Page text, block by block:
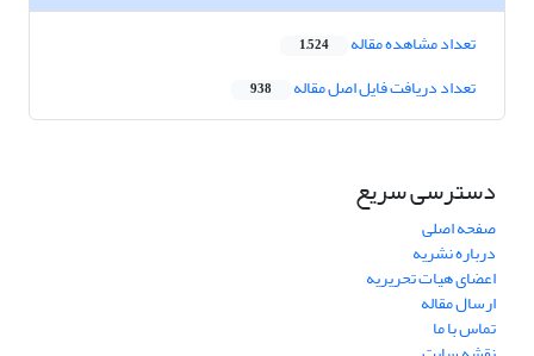
تعداد مشاهده مقاله 1,524
تعداد دریافت فایل اصل مقاله 938
دسترسی سریع
صفحه اصلی
درباره نشریه
اعضای هیات تحریریه
ارسال مقاله
تماس با ما